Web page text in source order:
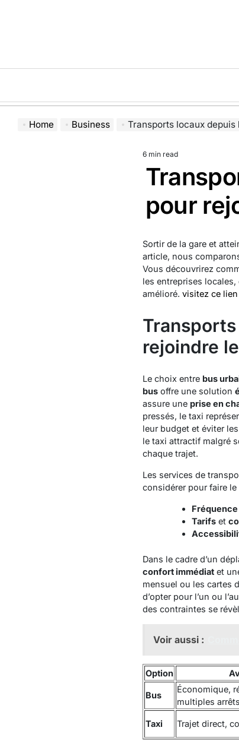
Home Business Transports locaux depuis la
Estimated
read
6 min read
pour
Sortir de la gare et
article, nous
Vous découvrirez
les entreprises
amélioré. visitez ce lien
rejoindre
Le choix entre bus
busoffre une solution
assure une prise en
pressés, le taxi
leur budget et éviter
le taxi attractif malgré
chaque trajet.
Les services de
considérer pour faire
Fréquence
Tarifs et
Dans le cadre d’un
confort immédiatet
mensuel ou les cartes
d’opter pour l’un ou
des contraintes se
Voir aussi :
Option
Bus
Économique,
multiples arrêts
Taxi Trajet direct,